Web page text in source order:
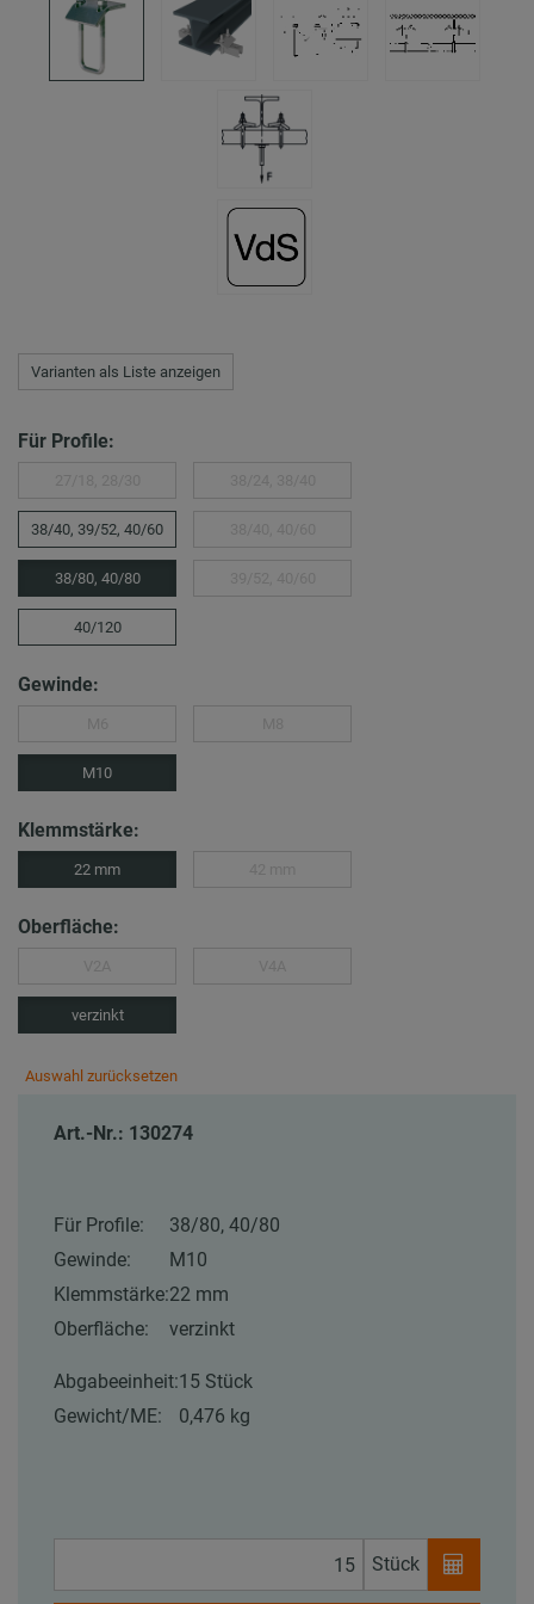
Varianten als Liste anzeigen
Für Profile:
38/40, 39/52, 40/60
38/80, 40/80
40/120
Gewinde:
M10
Klemmstärke:
22 mm
Oberfläche:
verzinkt
Auswahl zurücksetzen
Art.-Nr.: 130274
Für Profile:
38/80, 40/80
Gewinde:
M10
Klemmstärke:22 mm
Oberfläche:
verzinkt
Abgabeeinheit:15 Stück
Gewicht/ME:
0,476 kg
Stück